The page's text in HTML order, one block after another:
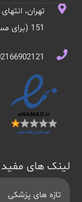
تهران،
151 (برای مسیریابی ضربه بزنید)
لینک های مفید
تازه های پزشکی